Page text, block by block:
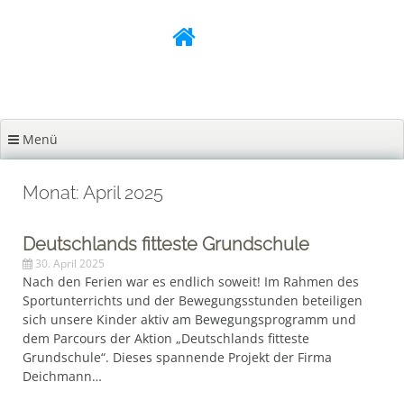
Menü
Monat: April 2025
Deutschlands fitteste Grundschule
30. April 2025
Nach den Ferien war es endlich soweit! Im Rahmen des
Sportunterrichts und der Bewegungsstunden beteiligen
sich unsere Kinder aktiv am Bewegungsprogramm und
dem Parcours der Aktion „Deutschlands fitteste
Grundschule“. Dieses spannende Projekt der Firma
Deichmann…